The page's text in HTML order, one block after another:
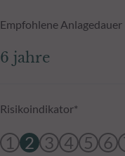
Empfohlene Anlagedauer
6 jahre
Risikoindikator*
1 2 3 4 5 6